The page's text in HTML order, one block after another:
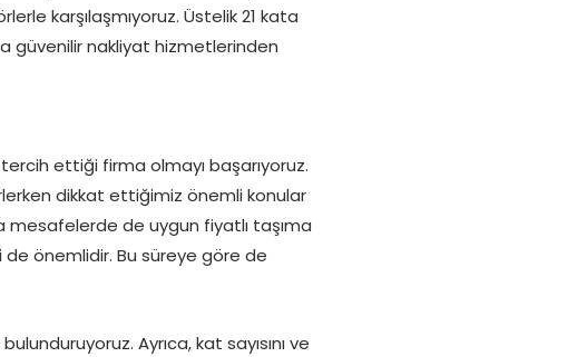
karşılaşmıyoruz. Üstelik 21 kata
güvenilir nakliyat hizmetlerinden
ettiği firma olmayı başarıyoruz.
dikkat ettiğimiz önemli konular
mesafelerde de uygun fiyatlı taşıma
de önemlidir. Bu süreye göre de
Ayrıca, kat sayısını ve